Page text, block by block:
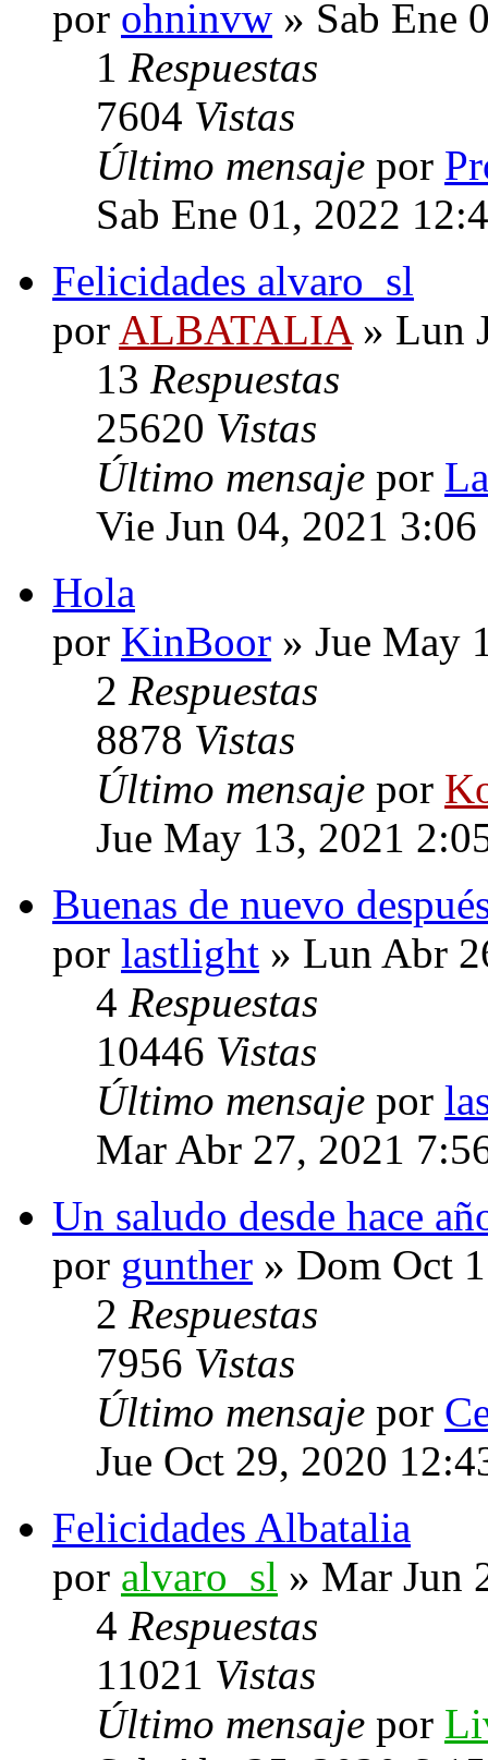
por ohninvw » Sab Ene
1 Respuestas
7604 Vistas
Último mensaje por
Sab Ene 01, 2022
Felicidades alvaro_sl
por ALBATALIA» Lun
13 Respuestas
25620 Vistas
Último mensaje por
Vie Jun 04, 2021 3:06
Hola
por KinBoor » Jue May
2 Respuestas
8878 Vistas
Último mensaje por
Jue May 13, 2021
Buenas de nuevo
por lastlight » Lun Abr
4 Respuestas
10446 Vistas
Último mensaje por
Mar Abr 27, 2021
Un saludo desde hace
por gunther » Dom Oct
2 Respuestas
7956 Vistas
Último mensaje por
Jue Oct 29, 2020
Felicidades Albatalia
por alvaro_sl » Mar Jun
4 Respuestas
11021 Vistas
Último mensaje por